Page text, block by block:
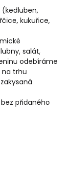
(kedluben,
kukuřice,
salát,
odebíráme
na trhu
bez přidaného